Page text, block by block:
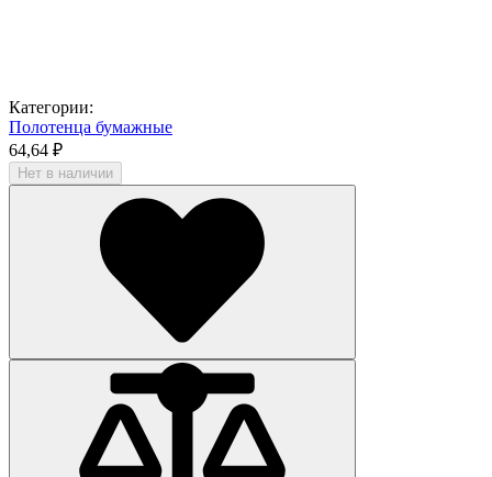
Категории:
Полотенца бумажные
64,64 ₽
Нет в наличии